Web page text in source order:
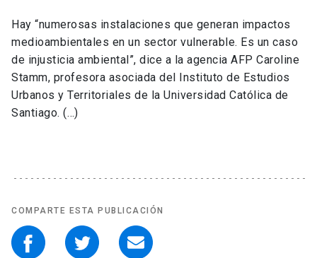
Hay “numerosas instalaciones que generan impactos
medioambientales en un sector vulnerable. Es un caso
de injusticia ambiental”, dice a la agencia AFP Caroline
Stamm, profesora asociada del Instituto de Estudios
Urbanos y Territoriales de la Universidad Católica de
Santiago. (…)
COMPARTE ESTA PUBLICACIÓN